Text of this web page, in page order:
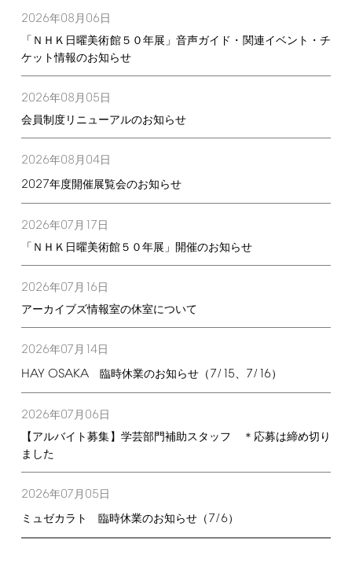
2026年08月 06日
「ＮＨＫ日曜美術館５０年展」音声ガイド・関連イベント・チ
ケット情報のお知らせ
2026年08月 05日
会員制度リニューアルのお知らせ
2026年08月 04日
2027年度開催展覧会のお知らせ
2026年07月 17日
「ＮＨＫ日曜美術館５０年展」開催のお知らせ
2026年07月 16日
アーカイブズ情報室の休室について
2026年07月 14日
HAY OSAKA臨時休業のお知らせ（7/15、 7/16）
2026年07月 06日
【アルバイト募集】学芸部門補助スタッフ ＊応募は締め切り
ました
2026年07月 05日
ミュゼカラト 臨時休業のお知らせ（7/6）